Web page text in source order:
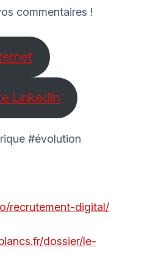
commentaires !
LinkedIn
#évolution
recrutement-digital/
dossier/le-